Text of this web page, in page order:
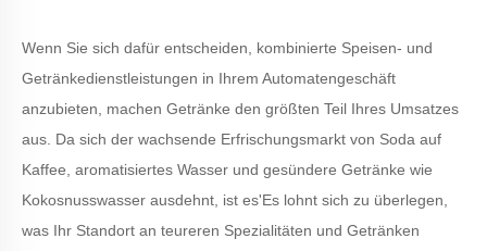
Wenn Sie sich dafür entscheiden, kombinierte Speisen- und
Getränkedienstleistungen in Ihrem Automatengeschäft
anzubieten, machen Getränke den größten Teil Ihres Umsatzes
aus. Da sich der wachsende Erfrischungsmarkt von Soda auf
Kaffee, aromatisiertes Wasser und gesündere Getränke wie
Kokosnusswasser ausdehnt, ist es'Es lohnt sich zu überlegen,
was Ihr Standort an teureren Spezialitäten und Getränken